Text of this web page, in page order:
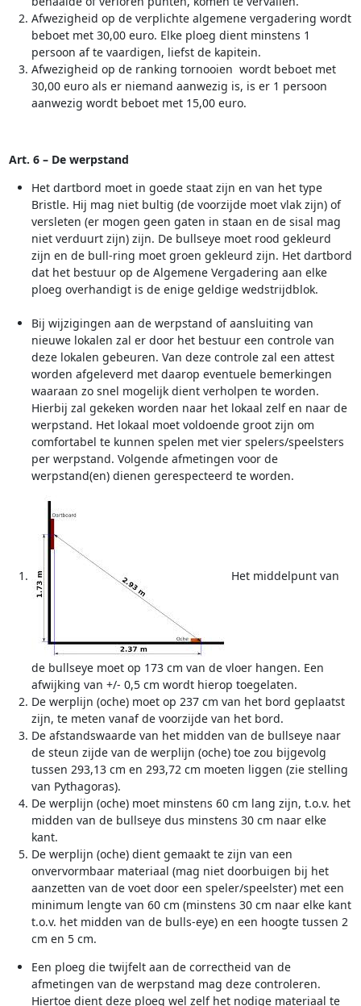
Afwezigheid op de verplichte algemene vergadering wordt
beboet met 30,00 euro. Elke ploeg dient minstens 1
persoon af te vaardigen, liefst de kapitein.
Afwezigheid op de ranking tornooien wordt beboet met
30,00 euro als er niemand aanwezig is, is er 1 persoon
aanwezig wordt beboet met 15,00 euro.
Art. 6 – De werpstand
Het dartbord moet in goede staat zijn en van het type
Bristle. Hij mag niet bultig (de voorzijde moet vlak zijn) of
versleten (er mogen geen gaten in staan en de sisal mag
niet verduurt zijn) zijn. De bullseye moet rood gekleurd
zijn en de bull-ring moet groen gekleurd zijn. Het dartbord
dat het bestuur op de Algemene Vergadering aan elke
ploeg overhandigt is de enige geldige wedstrijdblok.
Bij wijzigingen aan de werpstand of aansluiting van
nieuwe lokalen zal er door het bestuur een controle van
deze lokalen gebeuren. Van deze controle zal een attest
worden afgeleverd met daarop eventuele bemerkingen
waaraan zo snel mogelijk dient verholpen te worden.
Hierbij zal gekeken worden naar het lokaal zelf en naar de
werpstand. Het lokaal moet voldoende groot zijn om
comfortabel te kunnen spelen met vier spelers/speelsters
per werpstand. Volgende afmetingen voor de
werpstand(en) dienen gerespecteerd te worden.
Het middelpunt van
de bullseye moet op 173 cm van de vloer hangen. Een
afwijking van +/- 0,5 cm wordt hierop toegelaten.
De werplijn (oche) moet op 237 cm van het bord geplaatst
zijn, te meten vanaf de voorzijde van het bord.
De afstandswaarde van het midden van de bullseye naar
de steun zijde van de werplijn (oche) toe zou bijgevolg
tussen 293,13 cm en 293,72 cm moeten liggen (zie stelling
van Pythagoras).
De werplijn (oche) moet minstens 60 cm lang zijn, t.o.v. het
midden van de bullseye dus minstens 30 cm naar elke
kant.
De werplijn (oche) dient gemaakt te zijn van een
onvervormbaar materiaal (mag niet doorbuigen bij het
aanzetten van de voet door een speler/speelster) met een
minimum lengte van 60 cm (minstens 30 cm naar elke kant
t.o.v. het midden van de bulls-eye) en een hoogte tussen 2
cm en 5 cm.
Een ploeg die twijfelt aan de correctheid van de
afmetingen van de werpstand mag deze controleren.
Hiertoe dient deze ploeg wel zelf het nodige materiaal te